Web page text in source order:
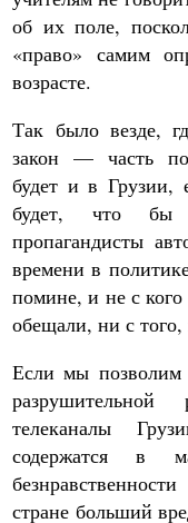
об их поле,
«право» самим
возрасте.
Так было везде,
закон — часть
будет и в Грузии,
будет, что
пропагандисты
времени в
помине, и не с
обещали, ни с
Если мы позволим
телеканалы
содержатся в
стране больший